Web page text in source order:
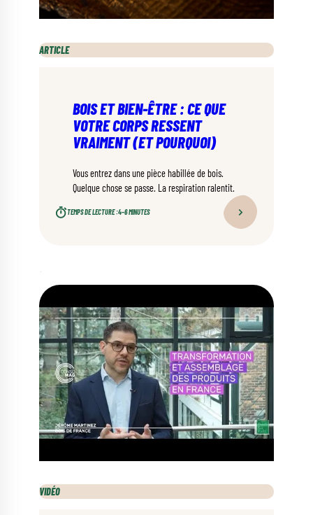
ARTICLE
BOIS ET BIEN-ÊTRE : CE QUE
VOTRE CORPS RESSENT
VRAIMENT (ET POURQUOI)
Vous entrez dans une pièce habillée de bois.
Quelque chose se passe. La respiration ralentit.
TEMPS DE LECTURE :4–6 MINUTES
VIDÉO